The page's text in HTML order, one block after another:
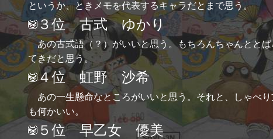
というか、ときメモを代表するキャラだとまで思う。
３位 古式 ゆかり
あの古式語（？）がいいと思う。もちろんちゃんとと
てきだと思う。
４位 虹野 沙希
あの一生懸命なところがいいと思う。それと、しゃべ
も何かいい。
５位 早乙女 優美